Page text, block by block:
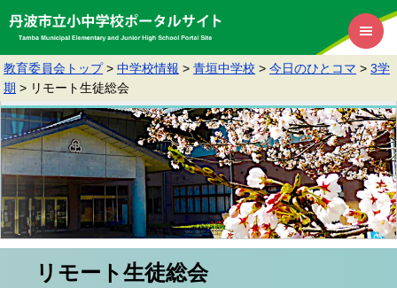
教育委員会トップ > 中学校情報 > 青垣中学校 > 今日のひとコマ > 3学
期 > リモート生徒総会
リモート生徒総会